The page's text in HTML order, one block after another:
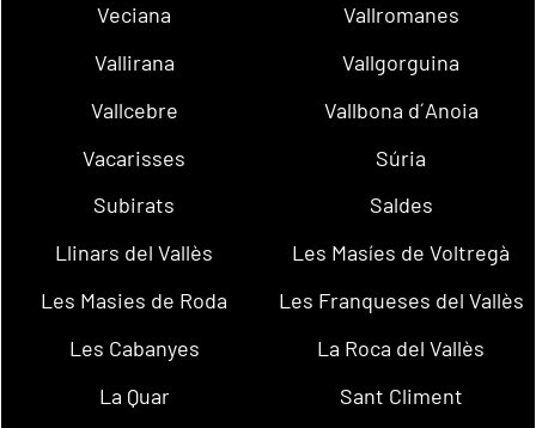
Veciana
Vallromanes
Vallirana
Vallgorguina
Vallcebre
Vallbona d´Anoia
Vacarisses
Súria
Subirats
Saldes
Llinars del Vallès
Les Masíes de Voltregà
Les Masies de Roda
Les Franqueses del Vallès
Les Cabanyes
La Roca del Vallès
La Quar
Sant Climent